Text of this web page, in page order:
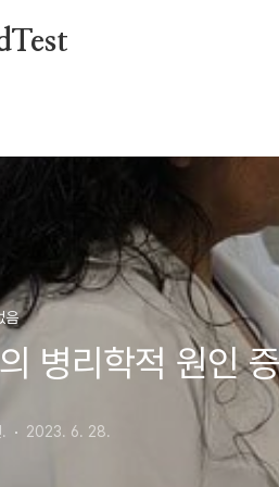
음
병리학적 원인
2023. 6. 28.